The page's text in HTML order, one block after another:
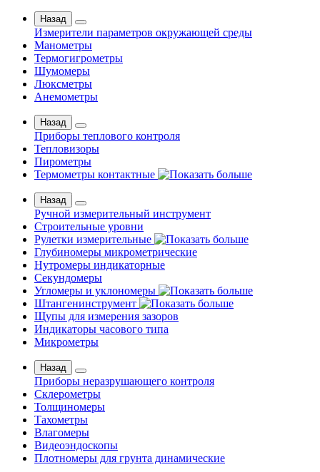
Назад
Измерители параметров окружающей среды
Манометры
Термогигрометры
Шумомеры
Люксметры
Анемометры
Назад
Приборы теплового контроля
Тепловизоры
Пирометры
Термометры контактные
Назад
Ручной измерительный инструмент
Строительные уровни
Рулетки измерительные
Глубиномеры микрометрические
Нутромеры индикаторные
Секундомеры
Угломеры и уклономеры
Штангенинструмент
Щупы для измерения зазоров
Индикаторы часового типа
Микрометры
Назад
Приборы неразрушающего контроля
Склерометры
Толщиномеры
Тахометры
Влагомеры
Видеоэндоскопы
Плотномеры для грунта динамические